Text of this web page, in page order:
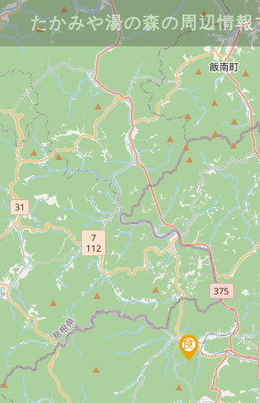
たかみや湯の森の周辺情